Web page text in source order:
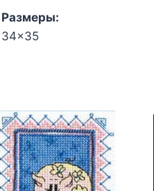
Размеры:
34x35